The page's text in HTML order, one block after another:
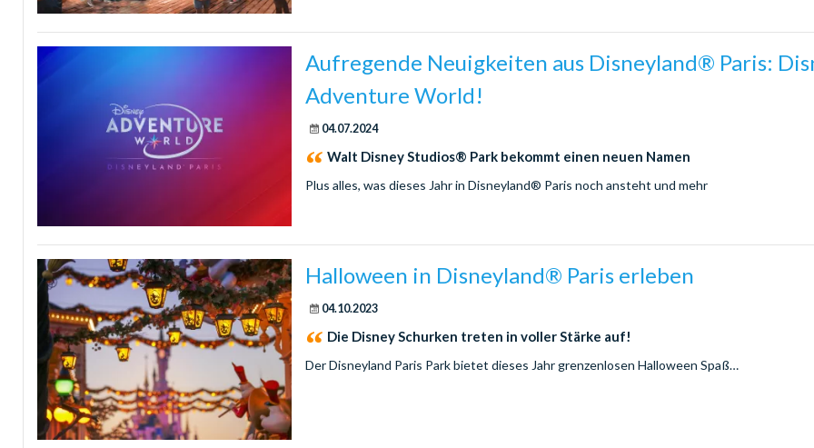
Aufregende Neuigkeiten aus Disneyland® Paris:
Adventure World!
04.07.2024
Walt Disney Studios® Park bekommt einen neuen Namen
Plus alles, was dieses Jahr in Disneyland® Paris noch ansteht und mehr
Halloween in Disneyland® Paris erleben
04.10.2023
Die Disney Schurken treten in voller Stärke auf!
Der Disneyland Paris Park bietet dieses Jahr grenzenlosen Halloween Spaß…